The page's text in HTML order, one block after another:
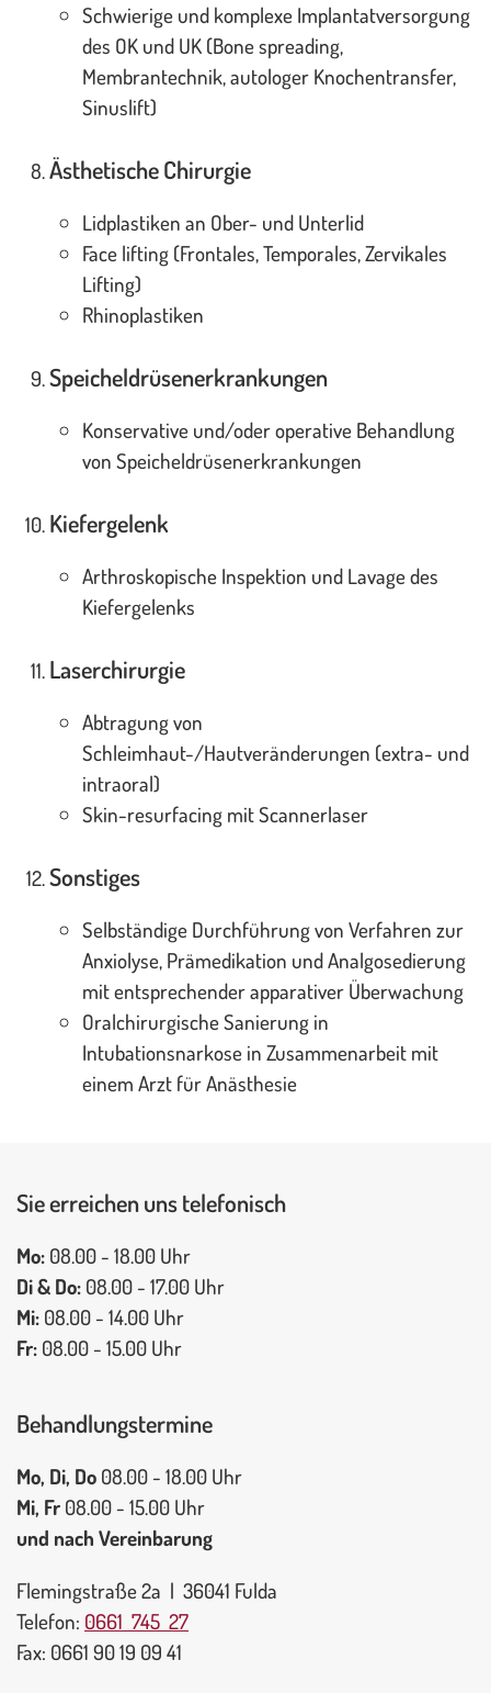
Schwierige und komplexe Implantatversorgung
des OK und UK (Bone spreading,
Membrantechnik, autologer Knochentransfer,
Sinuslift)
Ästhetische Chirurgie
Lidplastiken an Ober- und Unterlid
Face lifting (Frontales, Temporales, Zervikales
Lifting)
Rhinoplastiken
Speicheldrüsenerkrankungen
Konservative und/oder operative Behandlung
von Speicheldrüsenerkrankungen
Kiefergelenk
Arthroskopische Inspektion und Lavage des
Kiefergelenks
Laserchirurgie
Abtragung von
Schleimhaut-/Hautveränderungen (extra- und
intraoral)
Skin-resurfacing mit Scannerlaser
Sonstiges
Selbständige Durchführung von Verfahren zur
Anxiolyse, Prämedikation und Analgosedierung
mit entsprechender apparativer Überwachung
Oralchirurgische Sanierung in
Intubationsnarkose in Zusammenarbeit mit
einem Arzt für Anästhesie
Sie erreichen uns telefonisch
Mo: 08.00 - 18.00 Uhr
Di & Do: 08.00 - 17.00 Uhr
Mi: 08.00 - 14.00 Uhr
Fr: 08.00 - 15.00 Uhr
Behandlungstermine
Mo, Di, Do 08.00 - 18.00 Uhr
Mi, Fr 08.00 - 15.00 Uhr
und nach Vereinbarung
Flemingstraße 2a | 36041 Fulda
Telefon: 0661 745 27
Fax: 0661 90 19 09 41